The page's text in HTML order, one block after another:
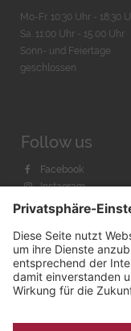
Mo-Fr. 10:30 Uhr - 18:30
Sa. 11:00 Uhr - 15.00 Uhr
Sonn- und Feiertage
geschlossen
Follow us
Facebook
Instagram
Youtube
© 2026 by